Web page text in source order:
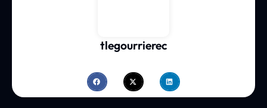
tlegourrierec